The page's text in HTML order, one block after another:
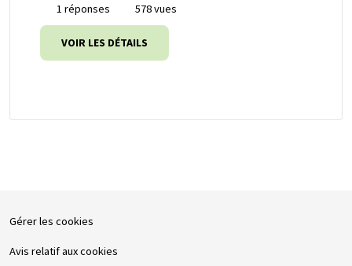
1 réponses
578 vues
VOIR LES DÉTAILS
Gérer les cookies
Avis relatif aux cookies